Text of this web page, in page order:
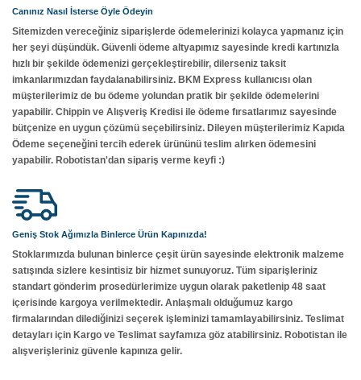
Canınız Nasıl İsterse Öyle Ödeyin
Sitemizden vereceğiniz siparişlerde ödemelerinizi kolayca yapmanız için
her şeyi düşündük. Güvenli ödeme altyapımız sayesinde kredi kartınızla
hızlı bir şekilde ödemenizi gerçekleştirebilir, dilerseniz taksit
imkanlarımızdan faydalanabilirsiniz. BKM Express kullanıcısı olan
müşterilerimiz de bu ödeme yolundan pratik bir şekilde ödemelerini
yapabilir. Chippin ve Alışveriş Kredisi ile ödeme fırsatlarımız sayesinde
bütçenize en uygun çözümü seçebilirsiniz. Dileyen müşterilerimiz Kapıda
Ödeme seçeneğini tercih ederek ürününü teslim alırken ödemesini
yapabilir. Robotistan'dan sipariş verme keyfi :)
Geniş Stok Ağımızla Binlerce Ürün Kapınızda!
Stoklarımızda bulunan binlerce çeşit ürün sayesinde elektronik malzeme
satışında sizlere kesintisiz bir hizmet sunuyoruz. Tüm siparişleriniz
standart gönderim prosedürlerimize uygun olarak paketlenip 48 saat
içerisinde kargoya verilmektedir. Anlaşmalı olduğumuz kargo
firmalarından dilediğinizi seçerek işleminizi tamamlayabilirsiniz. Teslimat
detayları için Kargo ve Teslimat sayfamıza göz atabilirsiniz. Robotistan ile
alışverişleriniz güvenle kapınıza gelir.